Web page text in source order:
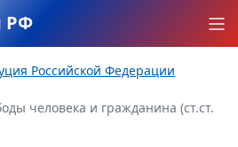
РФ
Российской Федерации
человека и гражданина (ст.ст.